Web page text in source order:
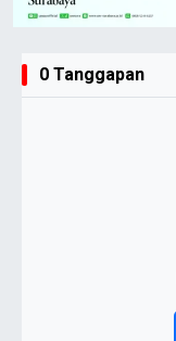
0 Tanggapan